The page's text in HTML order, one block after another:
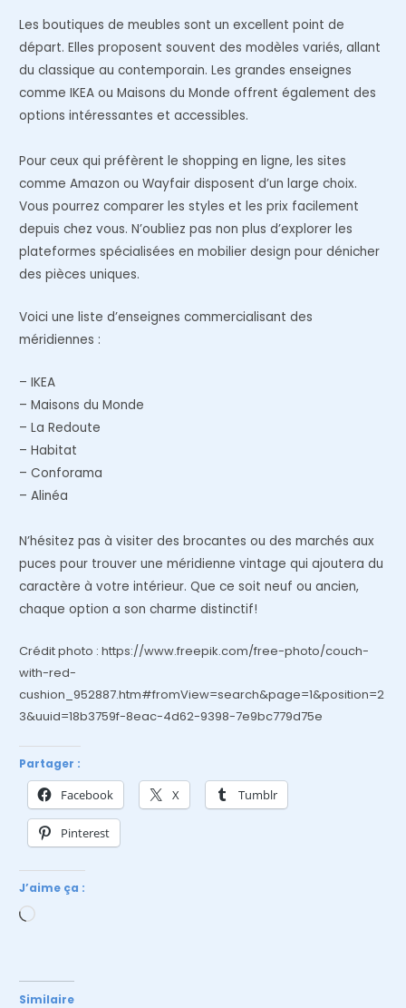
Les boutiques de meubles sont un excellent point de
départ. Elles proposent souvent des modèles variés, allant
du classique au contemporain. Les grandes enseignes
comme IKEA ou Maisons du Monde offrent également des
options intéressantes et accessibles.
Pour ceux qui préfèrent le shopping en ligne, les sites
comme Amazon ou Wayfair disposent d’un large choix.
Vous pourrez comparer les styles et les prix facilement
depuis chez vous. N’oubliez pas non plus d’explorer les
plateformes spécialisées en mobilier design pour dénicher
des pièces uniques.
Voici une liste d’enseignes commercialisant des
méridiennes :
– IKEA
– Maisons du Monde
– La Redoute
– Habitat
– Conforama
– Alinéa
N’hésitez pas à visiter des brocantes ou des marchés aux
puces pour trouver une méridienne vintage qui ajoutera du
caractère à votre intérieur. Que ce soit neuf ou ancien,
chaque option a son charme distinctif!
Crédit photo : https://www.freepik.com/free-photo/couch-
with-red-
cushion_952887.htm#fromView=search&page=1&position=2
3&uuid=18b3759f-8eac-4d62-9398-7e9bc779d75e
Partager :
Facebook X Tumblr
Pinterest
J’aime ça :
Chargement…
Similaire